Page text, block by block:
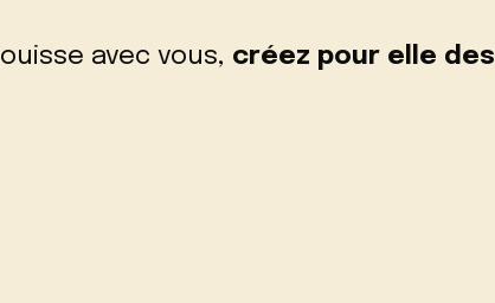
avec vous, créez pour elle des